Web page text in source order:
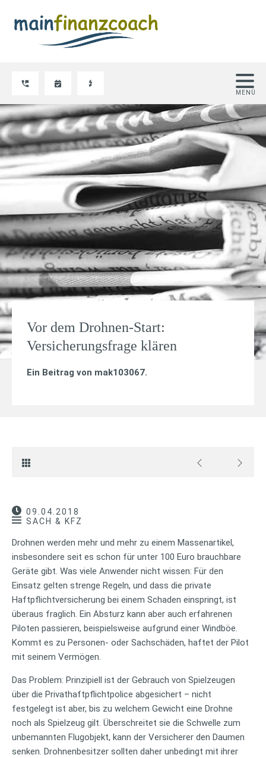
Vor dem Drohnen-Start:
Versicherungsfrage klären
Ein Beitrag von mak103067.
09.04.2018
SACH & KFZ
Drohnen werden mehr und mehr zu einem Massenartikel,
insbesondere seit es schon für unter 100 Euro brauchbare
Geräte gibt. Was viele Anwender nicht wissen: Für den
Einsatz gelten strenge Regeln, und dass die private
Haftpflichtversicherung bei einem Schaden einspringt, ist
überaus fraglich. Ein Absturz kann aber auch erfahrenen
Piloten passieren, beispielsweise aufgrund einer Windböe.
Kommt es zu Personen- oder Sachschäden, haftet der Pilot
mit seinem Vermögen.
Das Problem: Prinzipiell ist der Gebrauch von Spielzeugen
über die Privathaftpflichtpolice abgesichert – nicht
festgelegt ist aber, bis zu welchem Gewicht eine Drohne
noch als Spielzeug gilt. Überschreitet sie die Schwelle zum
unbemannten Flugobjekt, kann der Versicherer den Daumen
senken. Drohnenbesitzer sollten daher unbedingt mit ihrer